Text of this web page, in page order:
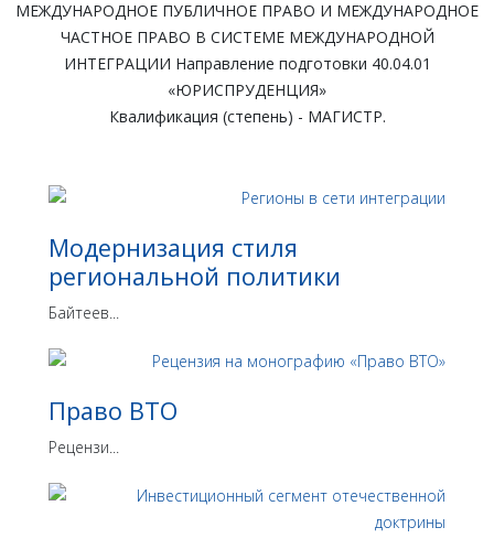
МЕЖДУНАРОДНОЕ ПУБЛИЧНОЕ ПРАВО И МЕЖДУНАРОДНОЕ
ЧАСТНОЕ ПРАВО В СИСТЕМЕ МЕЖДУНАРОДНОЙ
ИНТЕГРАЦИИ Направление подготовки 40.04.01
«ЮРИСПРУДЕНЦИЯ»
Квалификация (степень) - МАГИСТР.
Модернизация стиля
региональной политики
Байтеев...
Право ВТО
Рецензи...